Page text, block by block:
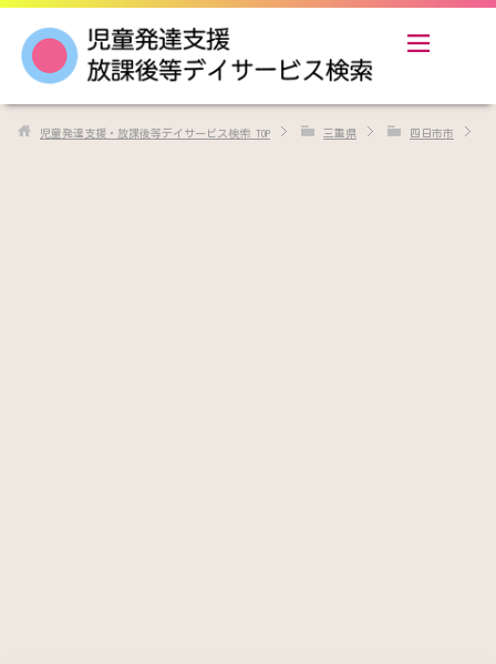
児童発達支援・放課後等デイサービス検索 TOP 三重県 四日市市